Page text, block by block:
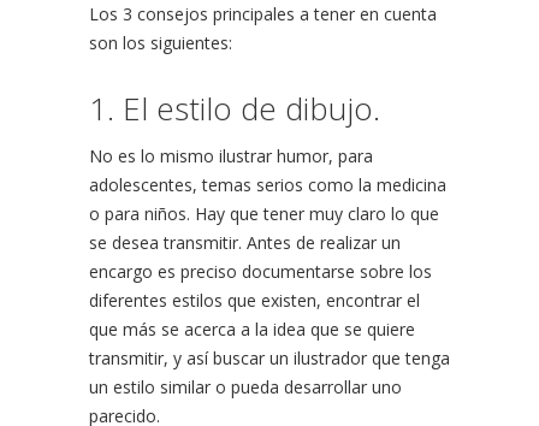
Los 3 consejos principales a tener en cuenta
son los siguientes:
1. El estilo de dibujo.
No es lo mismo ilustrar humor, para
adolescentes, temas serios como la medicina
o para niños. Hay que tener muy claro lo que
se desea transmitir. Antes de realizar un
encargo es preciso documentarse sobre los
diferentes estilos que existen, encontrar el
que más se acerca a la idea que se quiere
transmitir, y así buscar un ilustrador que tenga
un estilo similar o pueda desarrollar uno
parecido.